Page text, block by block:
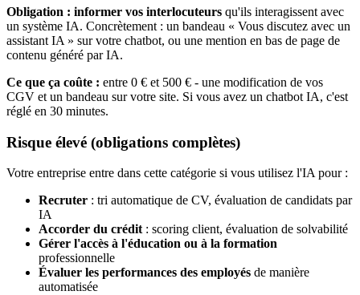
Obligation : informer vos interlocuteurs qu'ils interagissent avec
un système IA. Concrètement : un bandeau « Vous discutez avec un
assistant IA » sur votre chatbot, ou une mention en bas de page de
contenu généré par IA.
Ce que ça coûte : entre 0 € et 500 € - une modification de vos
CGV et un bandeau sur votre site. Si vous avez un chatbot IA, c'est
réglé en 30 minutes.
Risque élevé (obligations complètes)
Votre entreprise entre dans cette catégorie si vous utilisez l'IA pour :
Recruter : tri automatique de CV, évaluation de candidats par
IA
Accorder du crédit : scoring client, évaluation de solvabilité
Gérer l'accès à l'éducation ou à la formation
professionnelle
Évaluer les performances des employés de manière
automatisée